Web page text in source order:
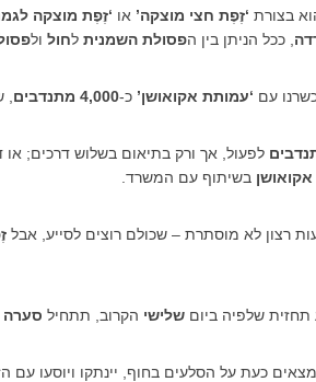
בצורת ‘זֶפֶת חצי מוצקה’ או ‘זֶפֶת מוצקה
, ככל הניתן בין הפסולת השמנית לחול ול
עם ‘עמותת אקואושן’ כ-4,000 מתנדבים
לפעול, אך ורק בתיאום בשלוש דרכים; או
בשיתוף עם המשרד.
רצון לא מוסתרת – שכולם רוצים לסייע, אבל
תחזית שלפיה ביוםשלישי הקרוב, תתחיל סערה
כעת על הסלעים בחוף, יינתקו ויוסעו עם